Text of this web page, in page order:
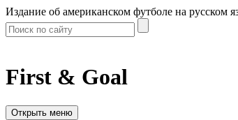
Издание об американском футболе на русском
First & Goal
Открыть меню